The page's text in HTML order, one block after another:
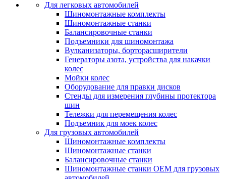
Для легковых автомобилей
Шиномонтажные комплекты
Шиномонтажные станки
Балансировочные станки
Подъемники для шиномонтажа
Вулканизаторы, борторасширители
Генераторы азота, устройства для накачки
колес
Мойки колес
Оборудование для правки дисков
Стенды для измерения глубины протектора
шин
Тележки для перемещения колес
Подъемник для моек колеc
Для грузовых автомобилей
Шиномонтажные комплекты
Шиномонтажные станки
Балансировочные станки
Шиномонтажные станки ОЕМ для грузовых